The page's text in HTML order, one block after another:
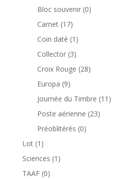
produits
Bloc souvenir 00
Carnet 1717
produits
Coin daté 1 1
produit
Collector 33
produits
Croix Rouge 2828
Europa 99
produits
Journée du Timbre 11 11
Poste aérienne 2323
Préoblitérés 00
Lot 1 1
produit
Sciences 1 1
TAAF 00